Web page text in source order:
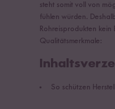
steht somit voll von
fühlen würden.
Rohreisprodukten
Qualitätsmerkmale:
So schützen